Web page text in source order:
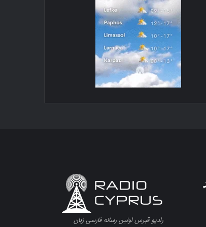
رادیو قبرس اولین رسانه فارسی زبان